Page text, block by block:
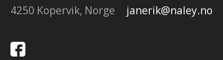
4250 Kopervik, Norge
janerik@naley.no